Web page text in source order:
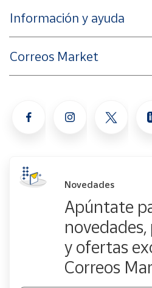
Información y ayuda
Correos Market
Novedades
Apúntate
y ofertas
Correos